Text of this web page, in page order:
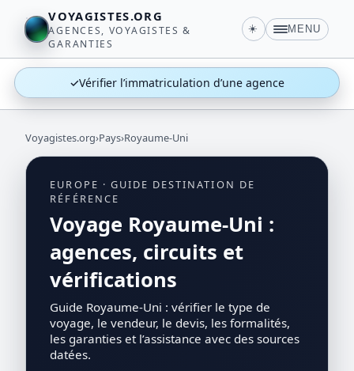
VOYAGISTES.ORG
AGENCES, VOYAGISTES &
GARANTIES
☀️ MENU
✓Vérifier l’immatriculation d’une agence
Voyagistes.org›Pays›Royaume-Uni
EUROPE · GUIDE DESTINATION DE
RÉFÉRENCE
Voyage Royaume-Uni :
agences, circuits et
vérifications
Guide Royaume-Uni : vérifier le type de
voyage, le vendeur, le devis, les formalités,
les garanties et l’assistance avec des sources
datées.